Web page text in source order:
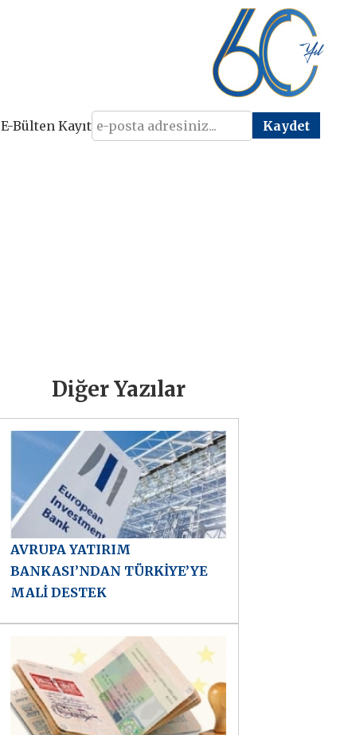
E-Bülten Kayıt
Diğer Yazılar
AVRUPA YATIRIM
BANKASI’NDAN TÜRKİYE’YE
MALİ DESTEK